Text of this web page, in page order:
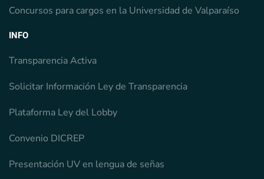
Concursos para cargos en la Universidad de Valparaíso
INFO
Transparencia Activa
Solicitar Información Ley de Transparencia
Plataforma Ley del Lobby
Convenio DICREP
Presentación UV en lengua de señas